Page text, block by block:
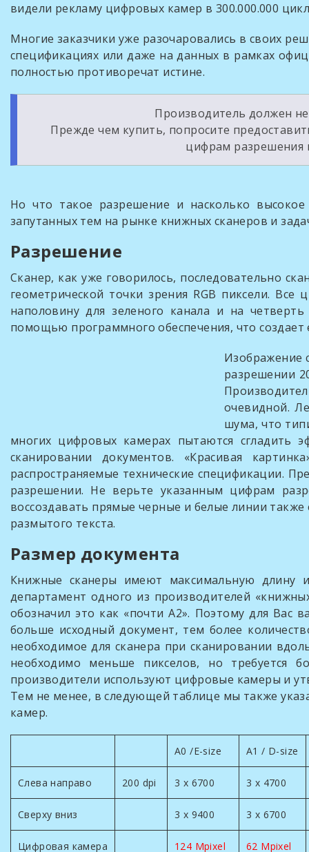
видели рекламу цифровых камер в 300.000.000
Многие заказчики уже разочаровались в своих
спецификациях или даже на данных в рамках
полностью противоречат истине.
Производитель должен
Прежде чем купить, попросите
цифрам разрешения
Но что такое разрешение и насколько
запутанных тем на рынке книжных сканеров и
Разрешение
Сканер, как уже говорилось, последовательно
геометрической точки зрения RGB пиксели.
наполовину для зеленого канала и на
помощью программного обеспечения, что
Изображение
разрешении
очевидной.
шума, что
многих цифровых камерах пытаются
сканировании документов. «Красивая
распространяемые технические спецификации.
разрешении. Не верьте указанным цифрам
воссоздавать прямые черные и белые линии
размытого текста.
Размер документа
Книжные сканеры имеют максимальную длину
департамент одного из производителей
обозначил это как «почти А2». Поэтому для Вас
больше исходный документ, тем более
необходимое для сканера при сканировании
необходимо меньше пикселов, но
производители используют цифровые камеры и
Тем не менее, в следующей таблице мы также
камер.
A0 /E-size A1 / D-size
Слева направо 200 dpi 3 x 6700 3 x 4700
Сверху вниз 3 x 9400 3 x 6700
Цифровая камера 124 Mpixel 62 Mpixel